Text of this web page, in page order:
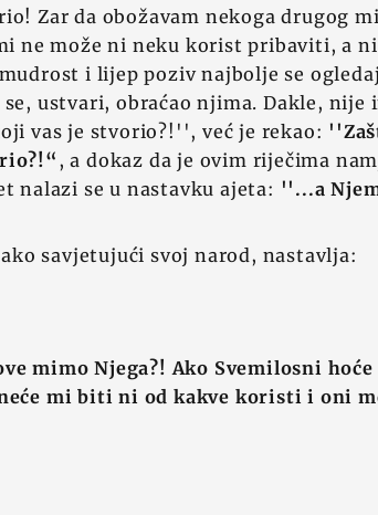
Zar da obožavam nekoga drugog
ne može ni neku korist pribaviti, a ni
i lijep poziv najbolje se
ustvari, obraćao njima. Dakle, nije
vas je stvorio?!'', već je rekao:
, a dokaz da je ovim riječima
nalazi se u nastavku ajeta: ''...a
savjetujući svoj narod, nastavlja:
mimo Njega?! Ako Svemilosni hoće
mi biti ni od kakve koristi i oni